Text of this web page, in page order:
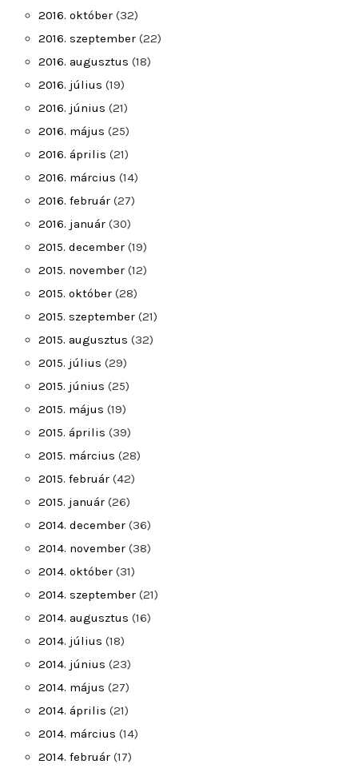
2016. október (32)
2016. szeptember (22)
2016. augusztus (18)
2016. július (19)
2016. június (21)
2016. május (25)
2016. április (21)
2016. március (14)
2016. február (27)
2016. január (30)
2015. december (19)
2015. november (12)
2015. október (28)
2015. szeptember (21)
2015. augusztus (32)
2015. július (29)
2015. június (25)
2015. május (19)
2015. április (39)
2015. március (28)
2015. február (42)
2015. január (26)
2014. december (36)
2014. november (38)
2014. október (31)
2014. szeptember (21)
2014. augusztus (16)
2014. július (18)
2014. június (23)
2014. május (27)
2014. április (21)
2014. március (14)
2014. február (17)